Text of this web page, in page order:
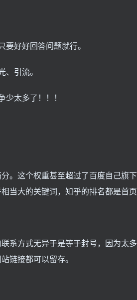
好好回答问题就行。
引流。
太多了！！！
。这个权重甚至超过了百度自己旗
当大的关键词，知乎的排名都是首页
系方式无异于是等于封号，因为太
链接都可以留存。